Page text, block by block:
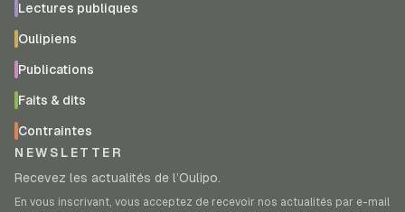
Lectures publiques
Oulipiens
Publications
Faits & dits
Contraintes
NEWSLETTER
Recevez les actualités de l’Oulipo.
En vous inscrivant, vous acceptez de recevoir nos actualités par e-mail